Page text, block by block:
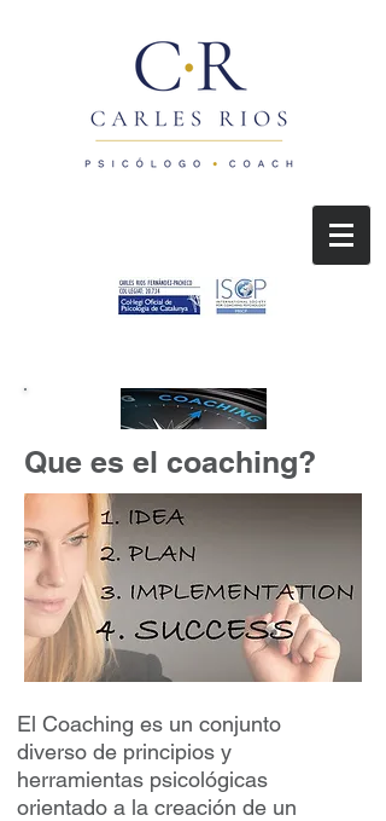
Que es el coaching?
El Coaching es un conjunto
diverso de principios y
herramientas psicológicas
orientado a la creación de un